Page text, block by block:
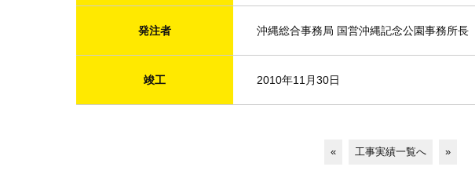
発注者 沖縄総合事務局 国営沖縄記念公園事務所長
竣工 2010年11月30日
« 工事実績一覧へ »